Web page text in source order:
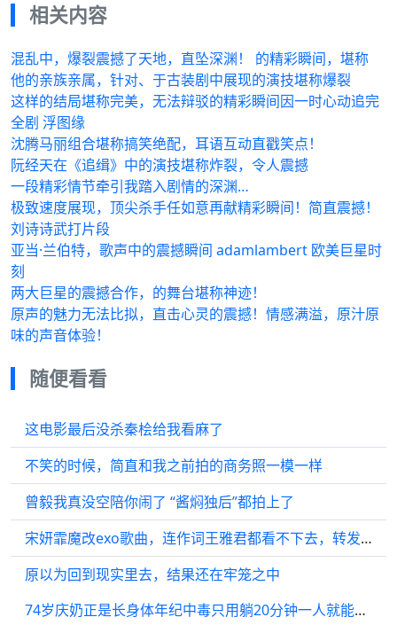
相关内容
混乱中，爆裂震撼了天地，直坠深渊！ 的精彩瞬间，堪称
他的亲族亲属，针对、于古装剧中展现的演技堪称爆裂
这样的结局堪称完美，无法辩驳的精彩瞬间因一时心动追完
全剧 浮图缘
沈腾马丽组合堪称搞笑绝配，耳语互动直戳笑点！
阮经天在《追缉》中的演技堪称炸裂，令人震撼
一段精彩情节牵引我踏入剧情的深渊…
极致速度展现，顶尖杀手任如意再献精彩瞬间！简直震撼！
刘诗诗武打片段
亚当·兰伯特，歌声中的震撼瞬间 adamlambert 欧美巨星时
刻
两大巨星的震撼合作，的舞台堪称神迹！
原声的魅力无法比拟，直击心灵的震撼！情感满溢，原汁原
味的声音体验！
随便看看
这电影最后没杀秦桧给我看麻了
不笑的时候，简直和我之前拍的商务照一模一样
曾毅我真没空陪你闹了 “酱焖独后”都拍上了
宋妍霏魔改exo歌曲，连作词王雅君都看不下去，转发吴宣仪风月
原以为回到现实里去，结果还在牢笼之中
74岁庆奶正是长身体年纪中毒只用躺20分钟一人就能吃完一条鱼